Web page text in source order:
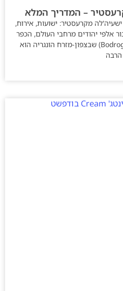
– המדריך המלא
מקרעסטיר: ישועות, אירוח,
אלפי יהודים מרחבי העולם, הכפר
הציורי קרעסטיר (Bodrogkeresztúr) שבצפון-מזרח הונגריה הוא
הרבה